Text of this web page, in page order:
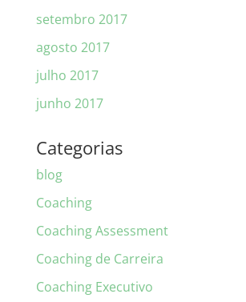
setembro 2017
agosto 2017
julho 2017
junho 2017
Categorias
blog
Coaching
Coaching Assessment
Coaching de Carreira
Coaching Executivo